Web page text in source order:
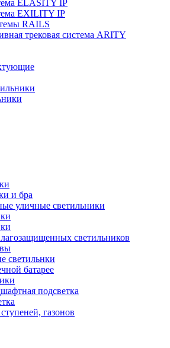
ELASITY IP
EXILITY IP
RAILS
трековая система ARITY
и бра
уличные светильники
светильников
светильнки
батарее
подсветка
газонов